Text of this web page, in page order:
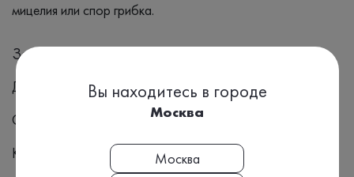
мицелия или спор грибка.
Заболевания
Дерматофитоз
Онихомикоз
Кандидоз кожи
Вы находитесь в городе
Москва
Москва